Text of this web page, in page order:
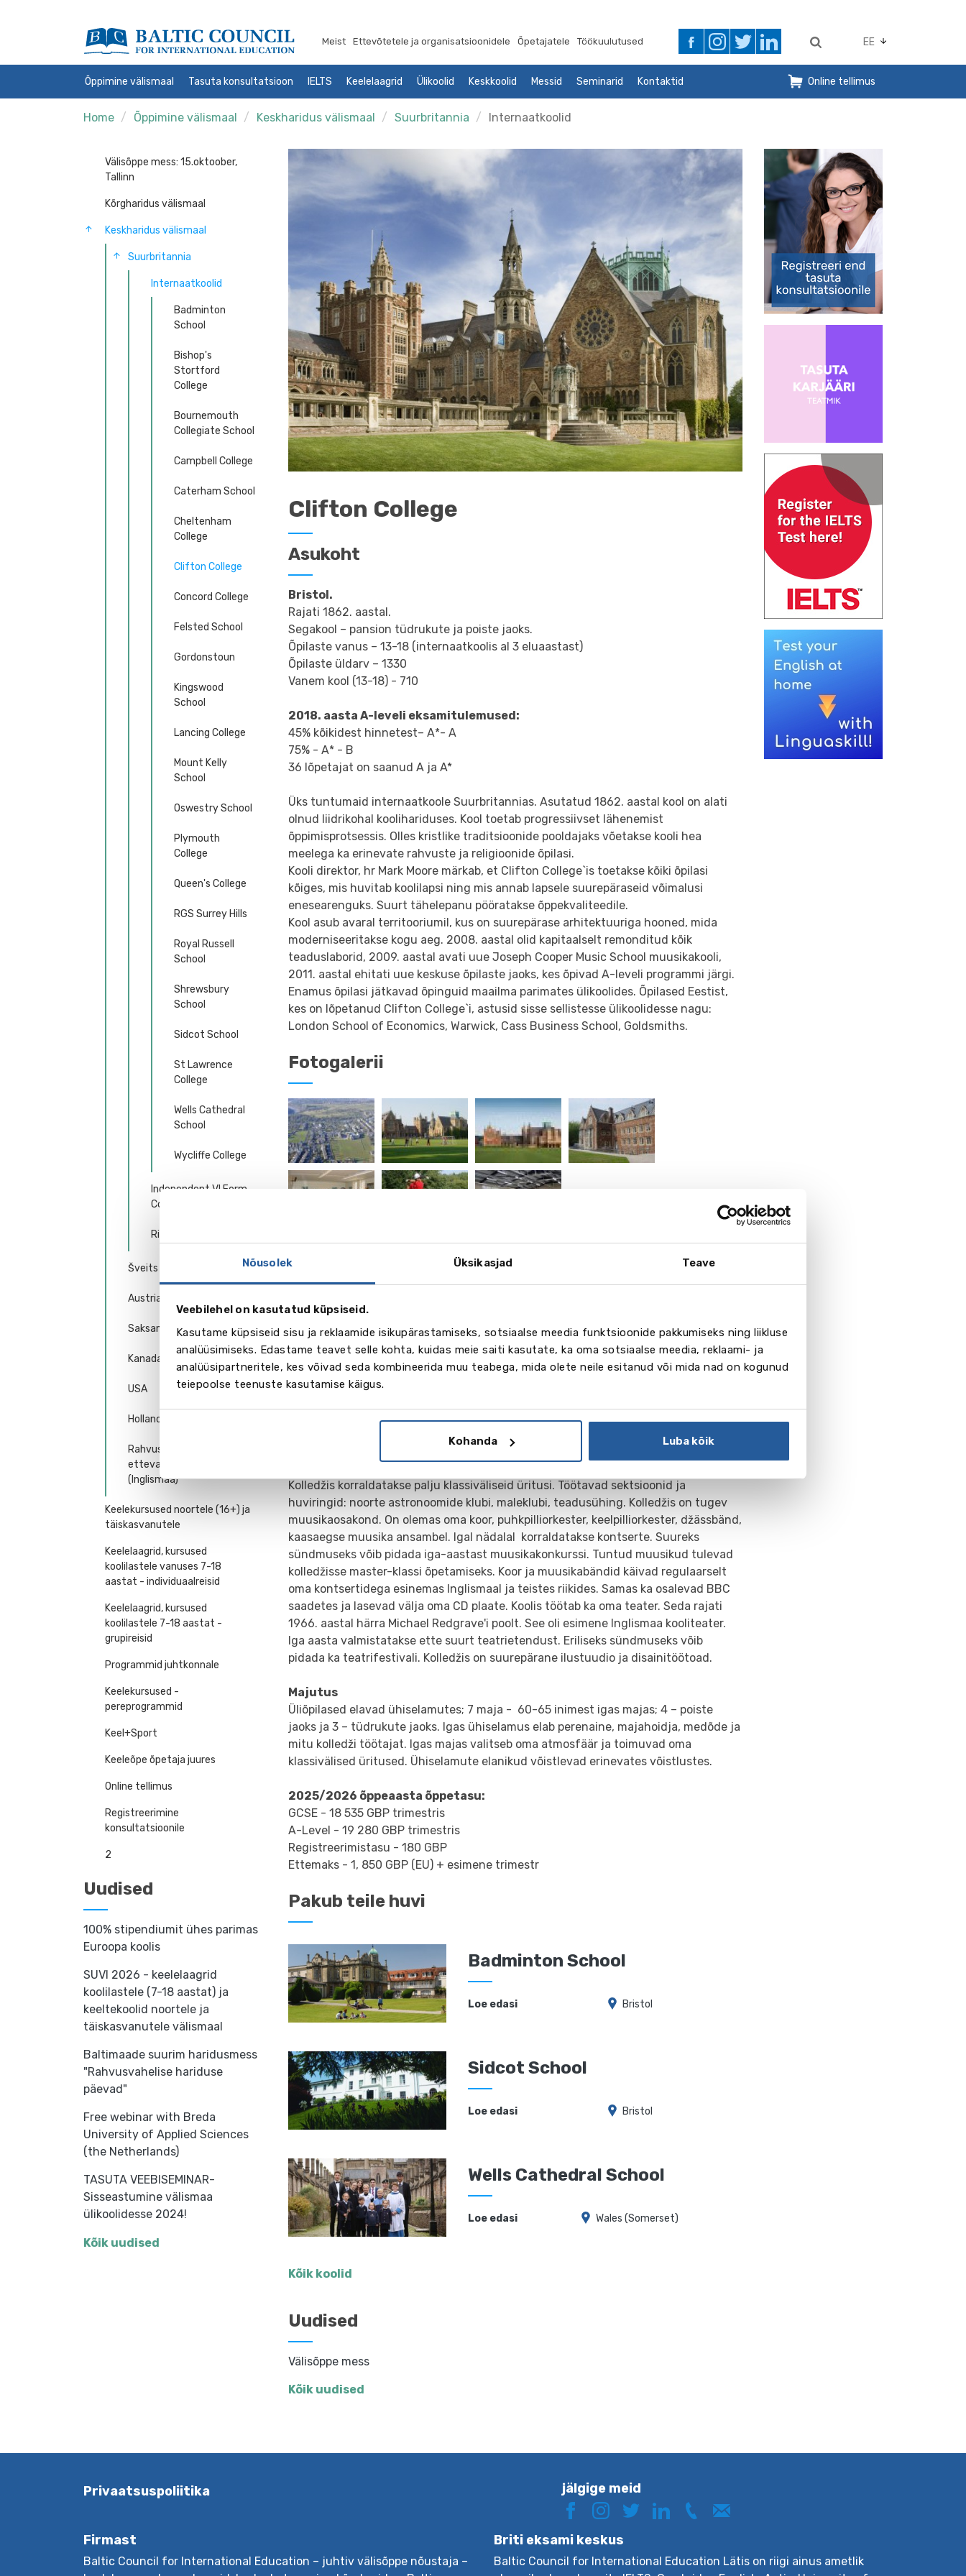
Nõusolek Üksikasjad Teave
Veebilehel on kasutatud küpsiseid.
Kasutame küpsiseid sisu ja reklaamide isikupärastamiseks, sotsiaalse meedia funktsioonide pakkumiseks ning liikluse
analüüsimiseks. Edastame teavet selle kohta, kuidas meie saiti kasutate, ka oma sotsiaalse meedia, reklaami- ja
analüüsipartneritele, kes võivad seda kombineerida muu teabega, mida olete neile esitanud või mida nad on kogunud
teiepoolse teenuste kasutamise käigus.
Kohanda Luba kõik
Meist Ettevõtetele ja organisatsioonidele Õpetajatele Töökuulutused EE
Õppimine välismaal Tasuta konsultatsioon IELTS Keelelaagrid Ülikoolid Keskkoolid Messid Seminarid Kontaktid Online tellimus
Home Õppimine välismaal Keskharidus välismaal Suurbritannia Internaatkoolid
Välisõppe mess: 15.oktoober,
Tallinn
Kõrgharidus välismaal
Keskharidus välismaal
Suurbritannia
Internaatkoolid
Badminton
School
Bishop's
Stortford
College
Bournemouth
Collegiate School
Campbell College
Caterham School
Cheltenham
College
Clifton College
Concord College
Felsted School
Gordonstoun
Kingswood
School
Lancing College
Mount Kelly
School
Oswestry School
Plymouth
College
Queen's College
RGS Surrey Hills
Royal Russell
School
Shrewsbury
School
Sidcot School
St Lawrence
College
Wells Cathedral
School
Wycliffe College
Independent VI Form
Colleges
Riiklikud kolledžid
Šveits
Austria
Saksamaa
Kanada
USA
Holland
Rahvusvahelised
ettevalmistuskeskused
(Inglismaa)
Keelekursused noortele (16+) ja
täiskasvanutele
Keelelaagrid, kursused
koolilastele vanuses 7-18
aastat - individuaalreisid
Keelelaagrid, kursused
koolilastele 7-18 aastat -
grupireisid
Programmid juhtkonnale
Keelekursused -
pereprogrammid
Keel+Sport
Keeleõpe õpetaja juures
Online tellimus
Registreerimine
konsultatsioonile
2
Uudised
100% stipendiumit ühes parimas
Euroopa koolis
SUVI 2026 - keelelaagrid
koolilastele (7-18 aastat) ja
keeltekoolid noortele ja
täiskasvanutele välismaal
Baltimaade suurim haridusmess
"Rahvusvahelise hariduse
päevad"
Free webinar with Breda
University of Applied Sciences
(the Netherlands)
TASUTA VEEBISEMINAR-
Sisseastumine välismaa
ülikoolidesse 2024!
Kõik uudised
Clifton College
Asukoht
Bristol.
Rajati 1862. aastal.
Segakool – pansion tüdrukute ja poiste jaoks.
Õpilaste vanus – 13-18 (internaatkoolis al 3 eluaastast)
Õpilaste üldarv – 1330
Vanem kool (13-18) - 710
2018. aasta A-leveli eksamitulemused:
45% kõikidest hinnetest– А*- A
75% - А* - B
36 lõpetajat on saanud A ja A*
Üks tuntumaid internaatkoole Suurbritannias. Asutatud 1862. aastal kool on alati
olnud liidrikohal koolihariduses. Kool toetab progressiivset lähenemist
õppimisprotsessis. Olles kristlike traditsioonide pooldajaks võetakse kooli hea
meelega ka erinevate rahvuste ja religioonide õpilasi.
Kooli direktor, hr Mark Moore märkab, et Clifton College`is toetakse kõiki õpilasi
kõiges, mis huvitab koolilapsi ning mis annab lapsele suurepäraseid võimalusi
enesearenguks. Suurt tähelepanu pööratakse õppekvaliteedile.
Kool asub avaral territooriumil, kus on suurepärase arhitektuuriga hooned, mida
moderniseeritakse kogu aeg. 2008. aastal olid kapitaalselt remonditud kõik
teaduslaborid, 2009. aastal avati uue Joseph Cooper Music School muusikakooli,
2011. aastal ehitati uue keskuse õpilaste jaoks, kes õpivad A-leveli programmi järgi.
Enamus õpilasi jätkavad õpinguid maailma parimates ülikoolides. Õpilased Eestist,
kes on lõpetanud Clifton College`i, astusid sisse sellistesse ülikoolidesse nagu:
London School of Economics, Warwick, Cass Business School, Goldsmiths.
Fotogalerii
Sport
klassi õpilased (A-levels) osalevad meeskonnamängudes ja külastavad pärast tunde
spordiklubisid. Kool on uhke oma jalgpallivõistkonna, tennise-, kriketi-, ragbi-,
sõudmis- ja maahokimeeskondade üle. Need õpilased, kes ei osale
meeskonnamängudes, võivad valida järgmisest nimekirjast: seinatennis, sulgpall,
ujumine, korvpall, raskejõustik, võrkpall, vehklemine, jooks, kergejõustik, veepall,
paadisadam, seinatenniseväljakud.
Kolledžis korraldatakse palju klassiväliseid üritusi. Töötavad sektsioonid ja
huviringid: noorte astronoomide klubi, maleklubi, teadusühing. Kolledžis on tugev
muusikaosakond. On olemas oma koor, puhkpilliorkester, keelpilliorkester, džässbänd,
kaasaegse muusika ansambel. Igal nädalal korraldatakse kontserte. Suureks
sündmuseks võib pidada iga-aastast muusikakonkurssi. Tuntud muusikud tulevad
kolledžisse master-klassi õpetamiseks. Koor ja muusikabändid käivad regulaarselt
oma kontsertidega esinemas Inglismaal ja teistes riikides. Samas ka osalevad BBC
saadetes ja lasevad välja oma CD plaate. Koolis töötab ka oma teater. Seda rajati
1966. aastal härra Michael Redgrave'i poolt. See oli esimene Inglismaa kooliteater.
Iga aasta valmistatakse ette suurt teatrietendust. Eriliseks sündmuseks võib
pidada ka teatrifestivali. Kolledžis on suurepärane ilustuudio ja disainitöötoad.
Majutus
Üliõpilased elavad ühiselamutes; 7 maja - 60-65 inimest igas majas; 4 – poiste
jaoks ja 3 – tüdrukute jaoks. Igas ühiselamus elab perenaine, majahoidja, medõde ja
mitu kolledži töötajat. Igas majas valitseb oma atmosfäär ja toimuvad oma
klassivälised üritused. Ühiselamute elanikud võistlevad erinevates võistlustes.
2025/2026 õppeaasta õppetasu:
GCSE - 18 535 GBP trimestris
A-Level - 19 280 GBP trimestris
Registreerimistasu - 180 GBP
Ettemaks - 1, 850 GBP (EU) + esimene trimestr
Pakub teile huvi
Badminton School
Loe edasi Bristol
Sidcot School
Loe edasi Bristol
Wells Cathedral School
Loe edasi Wales (Somerset)
Kõik koolid
Uudised
Välisõppe mess
Kõik uudised
Privaatsuspoliitika jälgige meid
Firmast
Baltic Council for International Education – juhtiv välisõppe nõustaja –
Briti eksami keskus
Baltic Council for International Education Lätis on riigi ainus ametlik